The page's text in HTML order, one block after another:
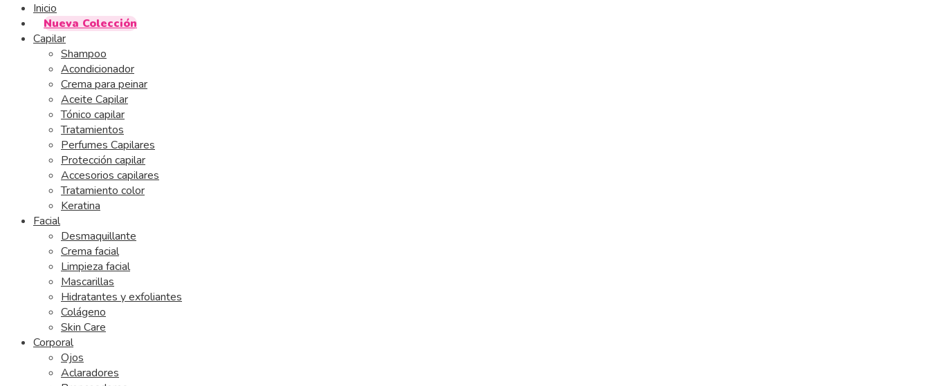
Inicio
Nueva Colección
Capilar
Shampoo
Acondicionador
Crema para peinar
Aceite Capilar
Tónico capilar
Tratamientos
Perfumes Capilares
Protección capilar
Accesorios capilares
Tratamiento color
Keratina
Facial
Desmaquillante
Crema facial
Limpieza facial
Mascarillas
Hidratantes y exfoliantes
Colágeno
Skin Care
Corporal
Ojos
Aclaradores